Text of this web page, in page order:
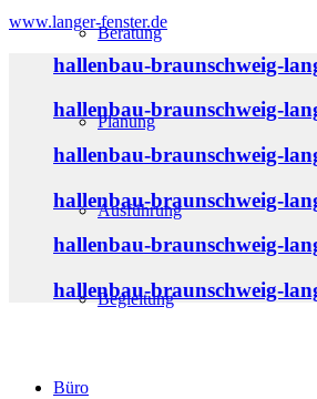
Beratung
Planung
Ausführung
Begleitung
Büro
www.langer-fenster.de
hallenbau-braunschweig-
hallenbau-braunschweig-
hallenbau-braunschweig-
hallenbau-braunschweig-
hallenbau-braunschweig-
hallenbau-braunschweig-